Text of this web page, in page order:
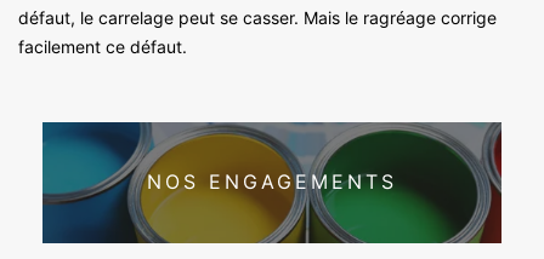
défaut, le carrelage peut se casser. Mais le ragréage corrige
facilement ce défaut.
NOS ENGAGEMENTS